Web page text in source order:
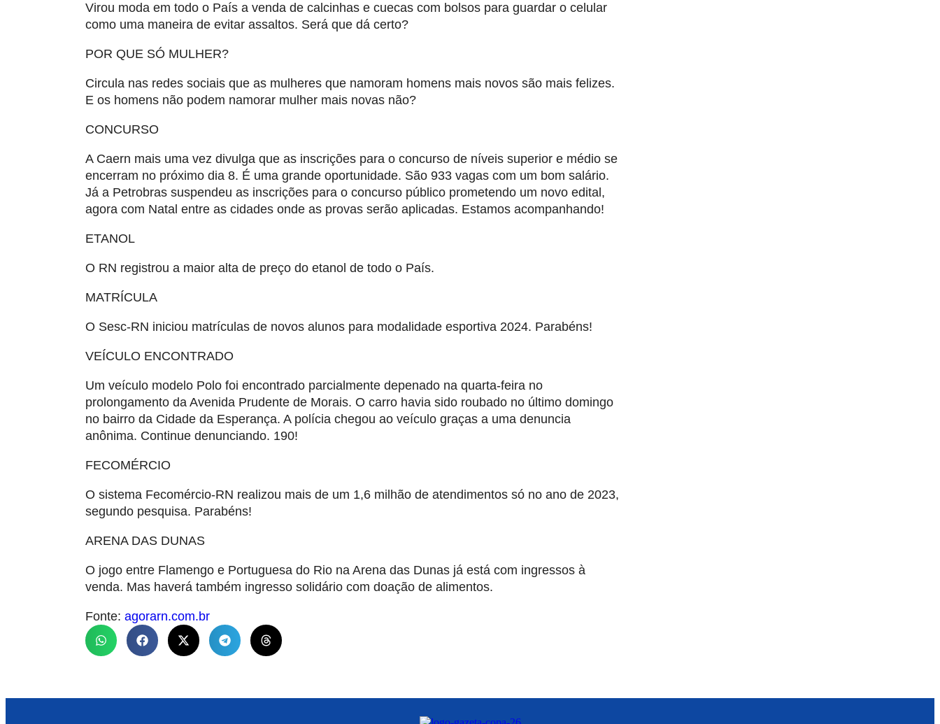
Virou moda em todo o País a venda de calcinhas e cuecas com bolsos para guardar o celular
como uma maneira de evitar assaltos. Será que dá certo?
POR QUE SÓ MULHER?
Circula nas redes sociais que as mulheres que namoram homens mais novos são mais felizes.
E os homens não podem namorar mulher mais novas não?
CONCURSO
A Caern mais uma vez divulga que as inscrições para o concurso de níveis superior e médio se
encerram no próximo dia 8. É uma grande oportunidade. São 933 vagas com um bom salário.
Já a Petrobras suspendeu as inscrições para o concurso público prometendo um novo edital,
agora com Natal entre as cidades onde as provas serão aplicadas. Estamos acompanhando!
ETANOL
O RN registrou a maior alta de preço do etanol de todo o País.
MATRÍCULA
O Sesc-RN iniciou matrículas de novos alunos para modalidade esportiva 2024. Parabéns!
VEÍCULO ENCONTRADO
Um veículo modelo Polo foi encontrado parcialmente depenado na quarta-feira no
prolongamento da Avenida Prudente de Morais. O carro havia sido roubado no último domingo
no bairro da Cidade da Esperança. A polícia chegou ao veículo graças a uma denuncia
anônima. Continue denunciando. 190!
FECOMÉRCIO
O sistema Fecomércio-RN realizou mais de um 1,6 milhão de atendimentos só no ano de 2023,
segundo pesquisa. Parabéns!
ARENA DAS DUNAS
O jogo entre Flamengo e Portuguesa do Rio na Arena das Dunas já está com ingressos à
venda. Mas haverá também ingresso solidário com doação de alimentos.
Fonte: agorarn.com.br